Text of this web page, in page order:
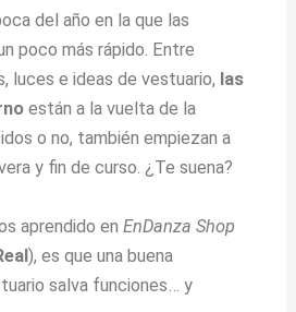
del año en la que las
poco más rápido. Entre
luces e ideas de vestuario, las
están a la vuelta de la
o no, también empiezan a
y fin de curso. ¿Te suena?
aprendido enEnDanza Shop
), es que una buena
salva funciones… y